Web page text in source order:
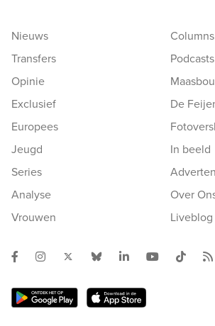
Nieuws
Transfers
Opinie
Exclusief
Europees
Jeugd
Series
Analyse
Vrouwen
Columns
Podcasts
De
In beeld
Over
Liveblog